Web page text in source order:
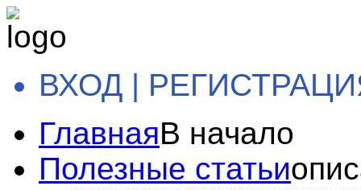
ВХОД |
ГлавнаяВ начало
Полезные статьи